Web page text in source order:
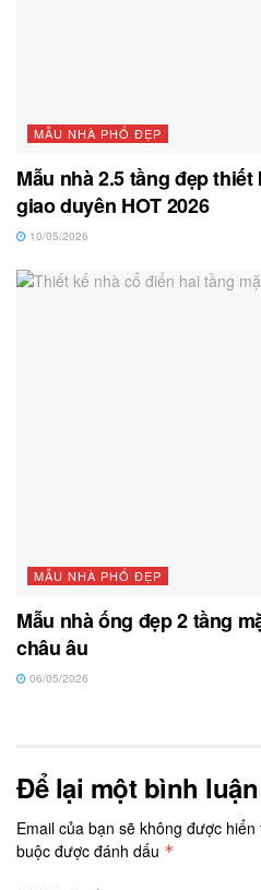
MẪU NHÀ PHỐ ĐẸP
Mẫu nhà 2.5 tầng đẹp
giao duyên HOT 2026
10/05/2026
MẪU NHÀ PHỐ ĐẸP
Mẫu nhà ống đẹp 2 tầng
châu âu
06/05/2026
Để lại một bình luận
Email của bạn sẽ không được hiển
buộc được đánh dấu *